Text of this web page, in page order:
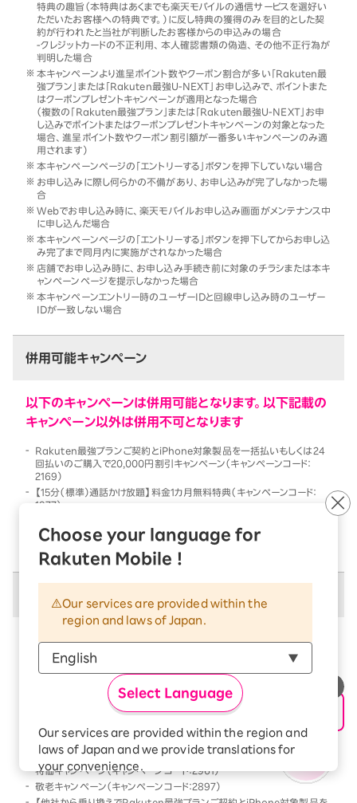
Choose your language for
Rakuten Mobile !
Our services are provided within the
region and laws of Japan.
Select Language
Our services are provided within the region and
laws of Japan and we provide translations for
your convenience.
The Japanese version of our websites and
applications, in which include Rakuten
特典の趣旨（本特典はあくまでも楽天モバイルの通信サービスを選好い
ただいたお客様への特典です。）に反し特典の獲得のみを目的とした契
約が行われたと当社が判断したお客様からの申込みの場合
-クレジットカードの不正利用、本人確認書類の偽造、その他不正行為が
判明した場合
本キャンペーンより進呈ポイント数やクーポン割合が多い「Rakuten最
強プラン」または「Rakuten最強U-NEXT」お申し込みで、ポイントまた
はクーポンプレゼントキャンペーンが適用となった場合
（複数の「Rakuten最強プラン」または「Rakuten最強U-NEXT」お申
し込みでポイントまたはクーポンプレゼントキャンペーンの対象となった
場合、進呈ポイント数やクーポン割引額が一番多いキャンペーンのみ適
用されます）
本キャンペーンページの「エントリーする」ボタンを押下していない場合
お申し込みに際し何らかの不備があり、お申し込みが完了しなかった場
合
Webでお申し込み時に、楽天モバイルお申し込み画面がメンテナンス中
に申し込んだ場合
本キャンペーンページの「エントリーする」ボタンを押下してからお申し込
み完了まで同月内に実施がされなかった場合
店舗でお申し込み時に、お申し込み手続き前に対象のチラシまたは本キ
ャンペーンページを提示しなかった場合
本キャンペーンエントリー時のユーザーIDと回線申し込み時のユーザー
IDが一致しない場合
併用可能キャンペーン
以下のキャンペーンは併用可能となります。以下記載の
キャンペーン以外は併用不可となります
Rakuten最強プランご契約とiPhone対象製品を一括払いもしくは24
回払いのご購入で20,000円割引キャンペーン（キャンペーンコード：
2169）
【15分（標準）通話かけ放題】料金1カ月無料特典（キャンペーンコード：
1977）
括払いもしくは24回払いのご購入で割引キャンペーン（キャンペーンコー
以下のキャンペーンは、併用不可となります
本キャンペーン条件を満たす前、または満たした後に、
以下のキャンペーンの条件を満たした場合には、以下の
キャンペーンのみが優先的に適用となります
Rakutenオリジナル製品 1円キャンペーン（キャンペーンコード：2808）
「Rakuten最強プラン契約＆Android買い替え超トクプログラム利用」
特価キャンペーン（キャンペーンコード：2961）
敬老キャンペーン（キャンペーンコード：2897）